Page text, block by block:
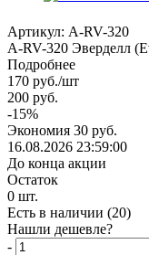
Артикул: A-RV-320
А-RV-320 Эверделл
Подробнее
170 руб./шт
200 руб.
-15%
Экономия 30 руб.
16.08.2026 23:59:00
До конца акции
Остаток
0 шт.
Есть в наличии (20)
Нашли дешевле?
-